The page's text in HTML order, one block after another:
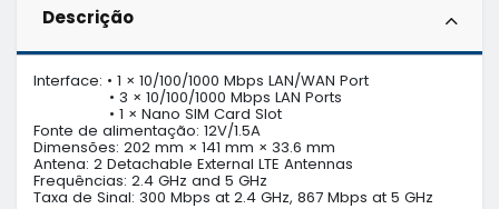
Descrição
Interface: • 1 × 10/100/1000 Mbps LAN/WAN Port
                 • 3 × 10/100/1000 Mbps LAN Ports
                 • 1 × Nano SIM Card Slot
Fonte de alimentação: 12V/1.5A
Dimensões: 202 mm × 141 mm × 33.6 mm
Antena: 2 Detachable External LTE Antennas
Frequências: 2.4 GHz and 5 GHz
Taxa de Sinal: 300 Mbps at 2.4 GHz, 867 Mbps at 5 GHz